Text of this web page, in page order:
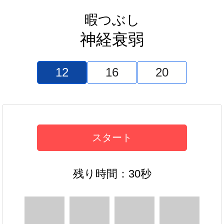
暇つぶし
神経衰弱
12 16 20
スタート
残り時間：30秒